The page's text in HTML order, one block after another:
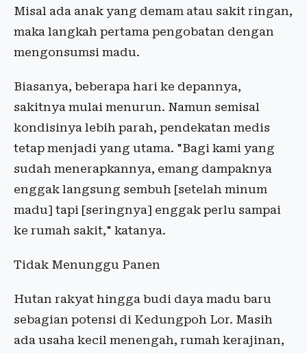
Misal ada anak yang demam atau sakit ringan,
maka langkah pertama pengobatan dengan
mengonsumsi madu.
Biasanya, beberapa hari ke depannya,
sakitnya mulai menurun. Namun semisal
kondisinya lebih parah, pendekatan medis
tetap menjadi yang utama. "Bagi kami yang
sudah menerapkannya, emang dampaknya
enggak langsung sembuh [setelah minum
madu] tapi [seringnya] enggak perlu sampai
ke rumah sakit," katanya.
Tidak Menunggu Panen
Hutan rakyat hingga budi daya madu baru
sebagian potensi di Kedungpoh Lor. Masih
ada usaha kecil menengah, rumah kerajinan,